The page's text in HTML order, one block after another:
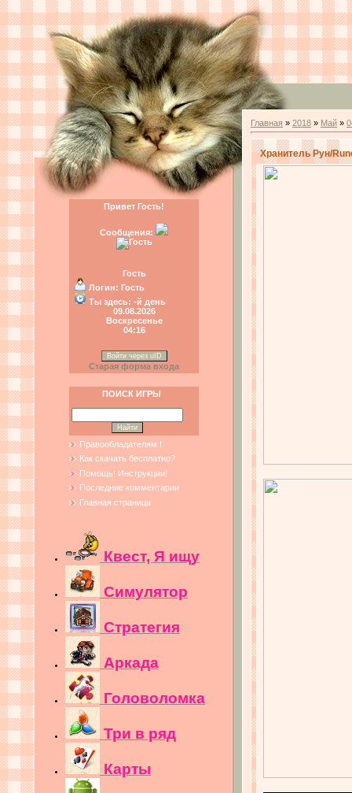
Привет Гость!
Сообщения:
Гость
Логин: Гость
Ты здесь: -й день
09.08.2026
Воскресенье
04:16
Войти через uID
Старая форма входа
ПОИСК ИГРЫ
Правообладателям !
Как скачать бесплатно?
Помощь! Инструкции!
Последние комментарии
Главная страница
Квест, Я ищу
Симулятор
Стратегия
Аркада
Головоломка
Три в ряд
Карты
Главная » 2018 » Май »
Хранитель Рун/